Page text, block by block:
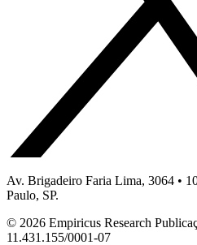
Av. Brigadeiro Faria Lima, 3064 •
Paulo, SP.
© 2026 Empiricus Research
11.431.155/0001-07